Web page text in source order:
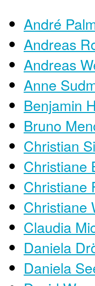
André
Andreas
Andreas
Anne
Benjamin
Bruno
Christian
Christiane
Christiane
Christiane
Claudia
Daniela
Daniela